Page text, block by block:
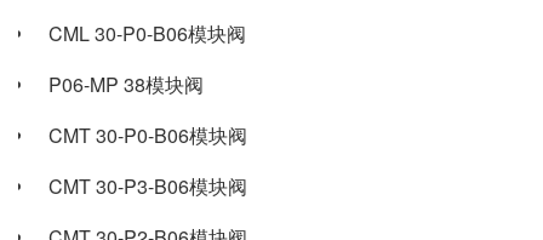
CML 30-P0-B06模块阀
P06-MP 38模块阀
CMT 30-P0-B06模块阀
CMT 30-P3-B06模块阀